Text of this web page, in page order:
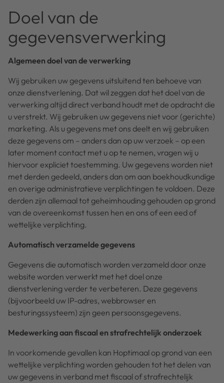
Doel van de
gegevensverwerking
Algemeen doel van de verwerking
Wij gebruiken uw gegevens uitsluitend ten behoeve van
onze dienstverlening. Dat wil zeggen dat het doel van de
verwerking altijd direct verband houdt met de opdracht die
u verstrekt. Wij gebruiken uw gegevens niet voor (gerichte)
marketing. Als u gegevens met ons deelt en wij gebruiken
deze gegevens om – anders dan op uw verzoek – op een
later moment contact met u op te nemen, vragen wij u
hiervoor expliciet toestemming. Uw gegevens worden niet
met derden gedeeld, anders dan om aan boekhoudkundige
en overige administratieve verplichtingen te voldoen. Deze
derden zijn allemaal tot geheimhouding gehouden op grond
van de overeenkomst tussen hen en ons of een eed of
wettelijke verplichting.
Automatisch verzamelde gegevens
Gegevens die automatisch worden verzameld door onze
website worden verwerkt met het doel onze
dienstverlening verder te verbeteren. Deze gegevens
(bijvoorbeeld uw IP-adres, webbrowser en
besturingssysteem) zijn geen persoonsgegevens.
Medewerking aan fiscaal en strafrechtelijk onderzoek
In voorkomende gevallen kan Hoptimaal op grond van een
wettelijke verplichting worden gehouden tot het delen van
uw gegevens in verband met fiscaal of strafrechtelijk